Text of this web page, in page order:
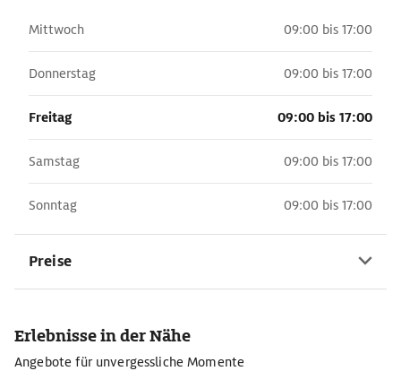
Mittwoch 09:00 bis 17:00
Donnerstag 09:00 bis 17:00
Freitag 09:00 bis 17:00
Samstag 09:00 bis 17:00
Sonntag 09:00 bis 17:00
Preise
Erlebnisse in der Nähe
Angebote für unvergessliche Momente